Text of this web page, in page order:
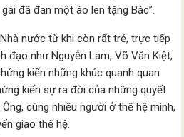
đã đan một áo len tặng Bác”.
nước từ khi còn rất trẻ, trực tiếp
đạo như Nguyễn Lam, Võ Văn Kiệt,
kiến những khúc quanh quan
kiến sự ra đời của những quyết
cùng nhiều người ở thế hệ mình,
giao thế hệ.